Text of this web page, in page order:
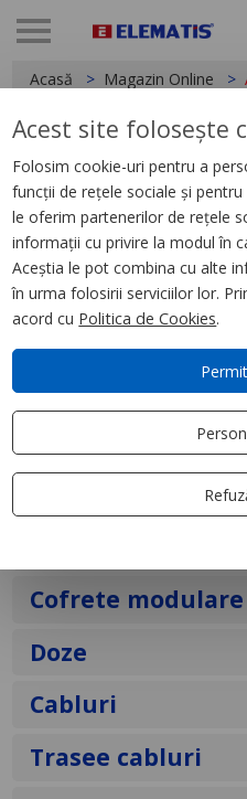
Acasă Magazin Online
Aparataj
Cedar
Merten System
Mureva
Easy Styl
Sedna
Asfora
Chorus
Noua Unica
Cofrete modulare
Doze
Cabluri
Trasee cabluri
Acest site folosește
Folosim cookie-uri pentru a
funcții de rețele sociale și
le oferim partenerilor de rețele
informații cu privire la modul în
Aceștia le pot combina cu alte
în urma folosirii serviciilor lor.
acord cu Politica de Cookies.